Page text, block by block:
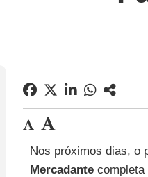
Nos próximos dias, o
Mercadantecompleta